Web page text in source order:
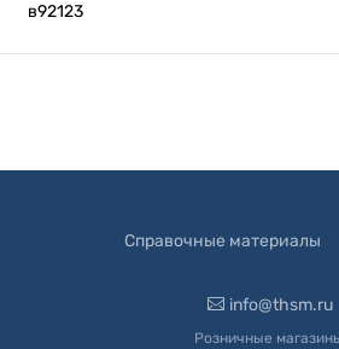
в92123
Справочные материалы
info@thsm.ru
Розничные